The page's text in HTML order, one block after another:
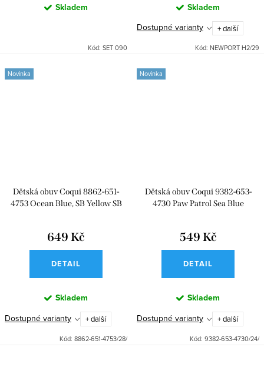
Skladem
Kód: SET 090
Skladem
Dostupné varianty + další
Kód: NEWPORT H2/29
Novinka
Dětská obuv Coqui 8862-651-
4753 Ocean Blue, SB Yellow SB
649 Kč
DETAIL
Skladem
Dostupné varianty + další
Kód: 8862-651-4753/28/
Novinka
Dětská obuv Coqui 9382-653-
4730 Paw Patrol Sea Blue
549 Kč
DETAIL
Skladem
Dostupné varianty + další
Kód: 9382-653-4730/24/